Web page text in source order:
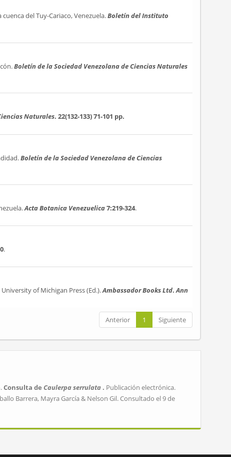
del Tuy-Cariaco, Venezuela.Boletín del Instituto
Boletín de la Sociedad Venezolana de Ciencias Naturales
Naturales. 22(132-133)71-101 pp.
Boletín de la Sociedad Venezolana de Ciencias
Acta Botanica Venezuelica7:219-324.
.
of Michigan Press (Ed.).Ambassador Books Ltd. Ann
Anterior 1 Siguiente
.Consulta de Caulerpa serrulata . Publicación electrónica.
Barrera, Mayra García & Nelson Gil. Consultado el 9 de